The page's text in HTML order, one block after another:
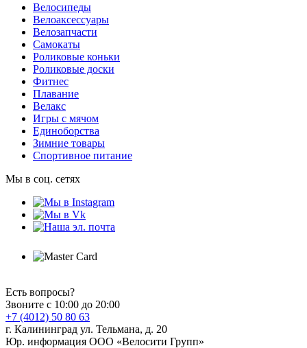
Велосипеды
Велоаксессуары
Велозапчасти
Самокаты
Роликовые коньки
Роликовые доски
Фитнес
Плавание
Велакс
Игры с мячом
Единоборства
Зимние товары
Спортивное питание
Мы в соц. сетях
Есть вопросы?
Звоните с 10:00 до 20:00
+7 (4012) 50 80 63
г. Калининград ул. Тельмана, д. 20
Юр. информация ООО «Велосити Групп»